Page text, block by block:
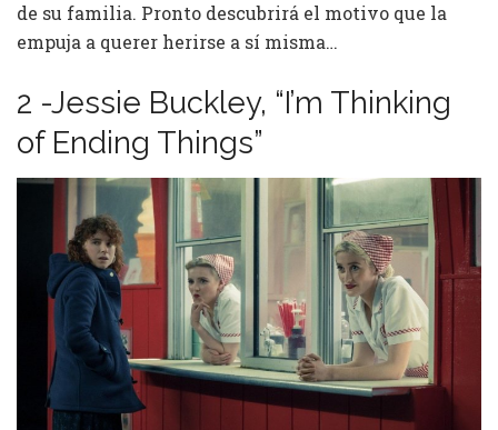
de su familia. Pronto descubrirá el motivo que la
empuja a querer herirse a sí misma…
2 -Jessie Buckley, “I’m Thinking
of Ending Things”